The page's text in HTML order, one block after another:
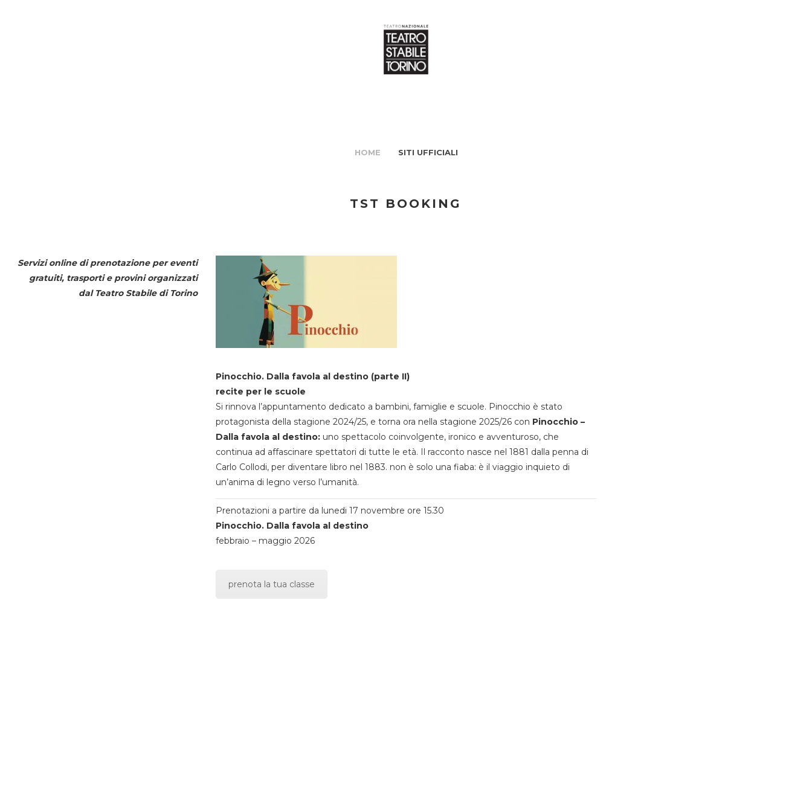
HOME SITI UFFICIALI
TST BOOKING
Servizi online di prenotazione per eventi
gratuiti, trasporti e provini organizzati
dal Teatro Stabile di Torino
Pinocchio. Dalla favola al destino (parte II)
recite per le scuole
Si rinnova l’appuntamento dedicato a bambini, famiglie e scuole. Pinocchio è stato
protagonista della stagione 2024/25, e torna ora nella stagione 2025/26 con Pinocchio –
Dalla favola al destino:uno spettacolo coinvolgente, ironico e avventuroso, che
continua ad affascinare spettatori di tutte le età. Il racconto nasce nel 1881 dalla penna di
Carlo Collodi, per diventare libro nel 1883. non è solo una fiaba: è il viaggio inquieto di
un’anima di legno verso l’umanità.
Prenotazioni a partire da lunedi 17 novembre ore 15.30
Pinocchio. Dalla favola al destino
febbraio – maggio 2026
prenota la tua classe